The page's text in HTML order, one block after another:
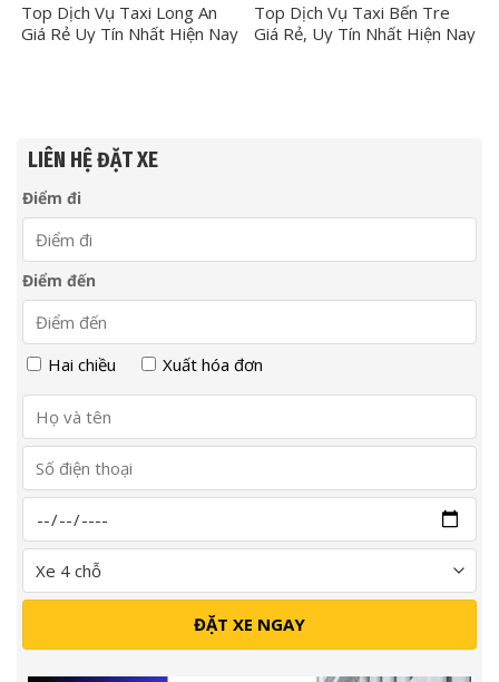
Top Dịch Vụ Taxi Long An
Giá Rẻ Uy Tín Nhất Hiện Nay
Top Dịch Vụ Taxi Bến Tre
Giá Rẻ, Uy Tín Nhất Hiện Nay
LIÊN HỆ ĐẶT XE
Điểm đi
Điểm đến
Hai chiều Xuất hóa đơn